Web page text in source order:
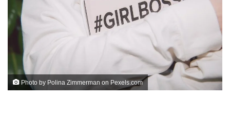
Photo by Polina Zimmerman on Pexels.com